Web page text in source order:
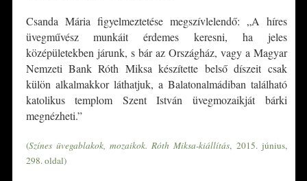
Csanda Mária figyelmeztetése megszívlelendő: „A híres
üvegművész munkáit érdemes keresni, ha jeles
középületekben járunk, s bár az Országház, vagy a Magyar
Nemzeti Bank Róth Miksa készítette belső díszeit csak
külön alkalmakkor láthatjuk, a Balatonalmádiban található
katolikus templom Szent István üvegmozaikját bárki
megnézheti.”
(Színes üvegablakok, mozaikok. Róth Miksa-kiállítás, 2015. június,
298. oldal)